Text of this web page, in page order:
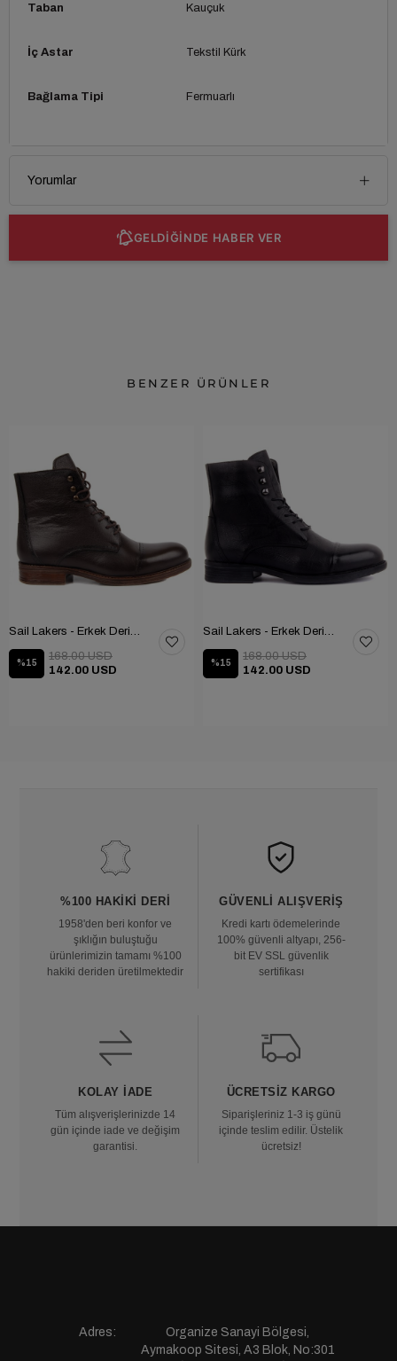
Taban Kauçuk
İç Astar Tekstil Kürk
Bağlama Tipi Fermuarlı
Yorumlar
GELDİĞİNDE HABER VER
BENZER ÜRÜNLER
%15
142.00 USD
168.00 USD
%15
142.00 USD
168.00 USD
%100 HAKIKI DERI
1958'den beri konfor ve
şıklığın buluştuğu
ürünlerimizin tamamı %100
hakiki deriden üretilmektedir
GÜVENLI ALIŞVERIŞ
Kredi kartı ödemelerinde
100% güvenli altyapı, 256-
bit EV SSL güvenlik
sertifikası
KOLAY İADE
Tüm alışverişlerinizde 14
gün içinde iade ve değişim
garantisi.
ÜCRETSIZ KARGO
Siparişleriniz 1-3 iş günü
içinde teslim edilir. Üstelik
ücretsiz!
Adres:
Organize Sanayi Bölgesi,
Aymakoop Sitesi, A3 Blok, No:301